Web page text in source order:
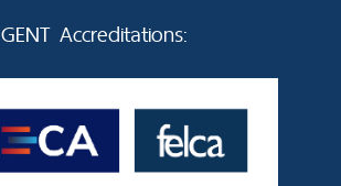
GENT Accreditations: